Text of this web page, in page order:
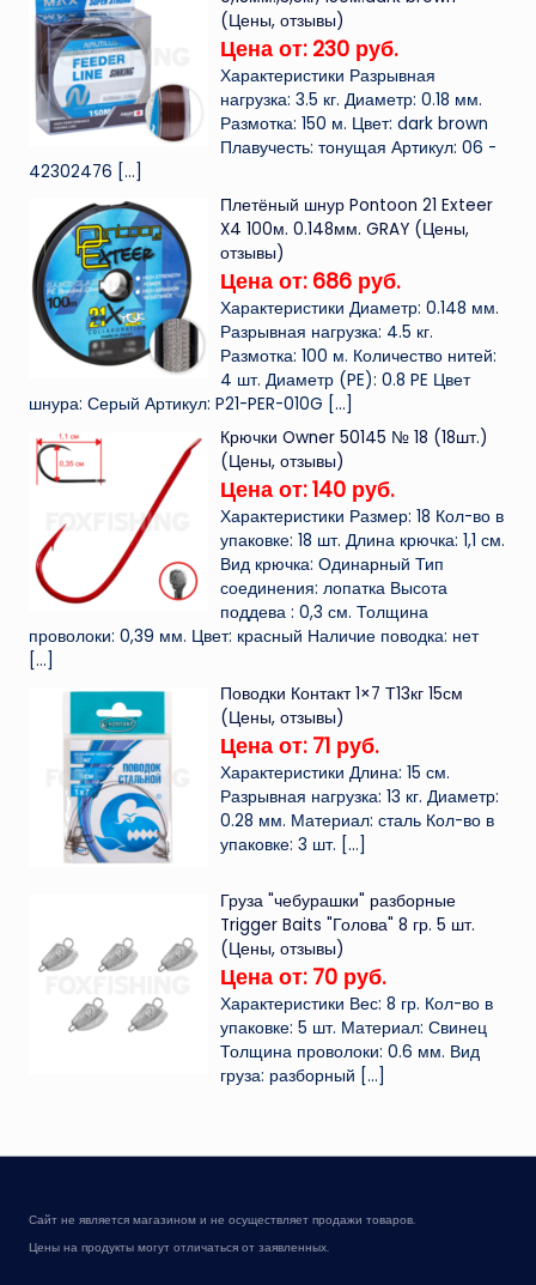
(Цены, отзывы)
Цена от: 230 руб.
Характеристики Разрывная
нагрузка: 3.5 кг. Диаметр: 0.18 мм.
Размотка: 150 м. Цвет: dark brown
Плавучесть: тонущая Артикул: 06 -
42302476 […]
Плетёный шнур Pontoon 21 Exteer
X4 100м. 0.148мм. GRAY (Цены,
отзывы)
Цена от: 686 руб.
Характеристики Диаметр: 0.148 мм.
Разрывная нагрузка: 4.5 кг.
Размотка: 100 м. Количество нитей:
4 шт. Диаметр (PE): 0.8 PE Цвет
шнура: Серый Артикул: P21-PER-010G […]
Крючки Owner 50145 № 18 (18шт.)
(Цены, отзывы)
Цена от: 140 руб.
Характеристики Размер: 18 Кол-во в
упаковке: 18 шт. Длина крючка: 1,1 см.
Вид крючка: Одинарный Тип
соединения: лопатка Высота
поддева : 0,3 см. Толщина
проволоки: 0,39 мм. Цвет: красный Наличие поводка: нет
[…]
Поводки Контакт 1×7 Т13кг 15см
(Цены, отзывы)
Цена от: 71 руб.
Характеристики Длина: 15 см.
Разрывная нагрузка: 13 кг. Диаметр:
0.28 мм. Материал: сталь Кол-во в
упаковке: 3 шт. […]
Груза "чебурашки" разборные
Trigger Baits "Голова" 8 гр. 5 шт.
(Цены, отзывы)
Цена от: 70 руб.
Характеристики Вес: 8 гр. Кол-во в
упаковке: 5 шт. Материал: Свинец
Толщина проволоки: 0.6 мм. Вид
груза: разборный […]
Сайт не является магазином и не осуществляет продажи товаров.
Цены на продукты могут отличаться от заявленных.